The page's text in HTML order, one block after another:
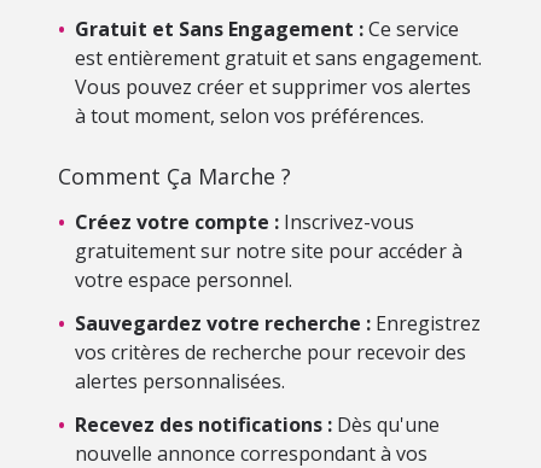
• Gratuit et Sans Engagement :Ce service
est entièrement gratuit et sans engagement.
Vous pouvez créer et supprimer vos alertes
à tout moment, selon vos préférences.
Comment Ça Marche ?
• Créez votre compte : Inscrivez-vous
gratuitement sur notre site pour accéder à
votre espace personnel.
• Sauvegardez votre recherche : Enregistrez
vos critères de recherche pour recevoir des
alertes personnalisées.
• Recevez des notifications : Dès qu'une
nouvelle annonce correspondant à vos